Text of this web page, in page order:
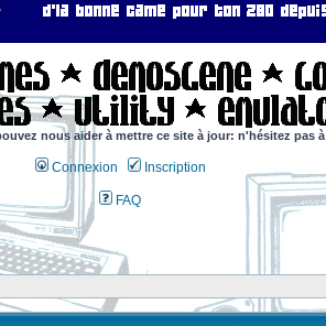
nous aider à mettre ce site à jour: n'hésitez pas à
Connexion Inscription
FAQ